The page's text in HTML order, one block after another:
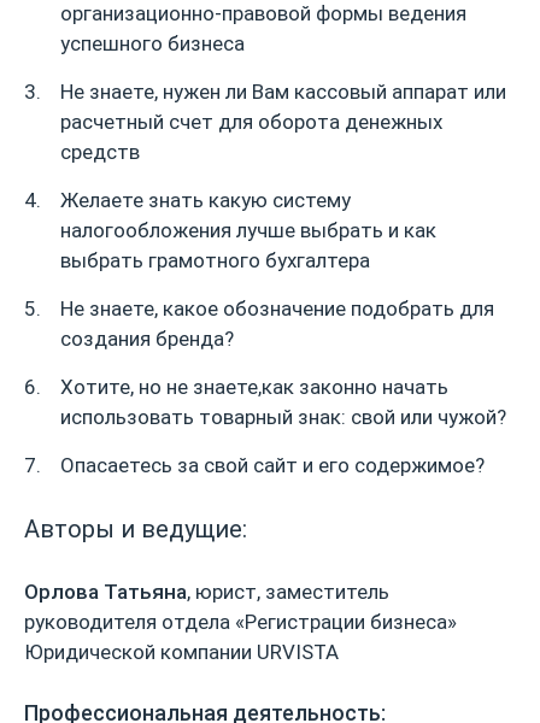
организационно-правовой формы ведения
успешного бизнеса
Не знаете, нужен ли Вам кассовый аппарат или
расчетный счет для оборота денежных
средств
Желаете знать какую систему
налогообложения лучше выбрать и как
выбрать грамотного бухгалтера
Не знаете, какое обозначение подобрать для
создания бренда?
Хотите, но не знаете,как законно начать
использовать товарный знак: свой или чужой?
Опасаетесь за свой сайт и его содержимое?
Авторы и ведущие:
Орлова Татьяна, юрист, заместитель
руководителя отдела «Регистрации бизнеса»
Юридической компании URVISTA
Профессиональная деятельность: